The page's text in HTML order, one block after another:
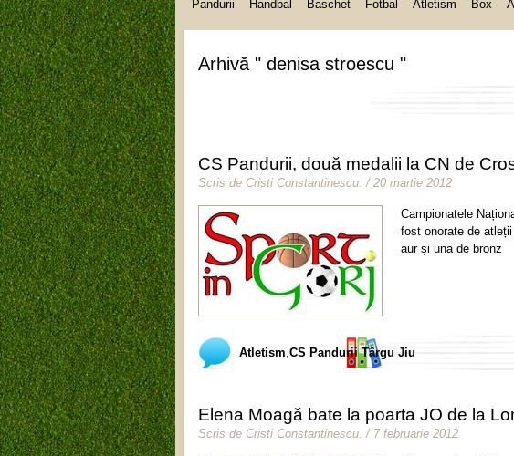
Pandurii Handbal Baschet Fotbal Atletism Box
Arhivă " denisa stroescu "
CS Pandurii, două medalii la CN de
Scris de Cristi Constantinescu. / 20 martie 2012
Campionatele
fost onorate de
aur și una de bronz
Atletism,CS Pandurii Târgu Jiu
Elena Moagă bate la poarta JO de la
Scris de Cristi Constantinescu / 7 februarie 2012